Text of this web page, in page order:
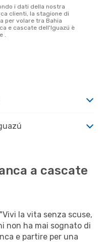
clienti, la stagione di
per volare tra Bahia
e cascate dell'Iguazú è
.
a cascate
la vita senza scuse,
non ha mai sognato di
e partire per una